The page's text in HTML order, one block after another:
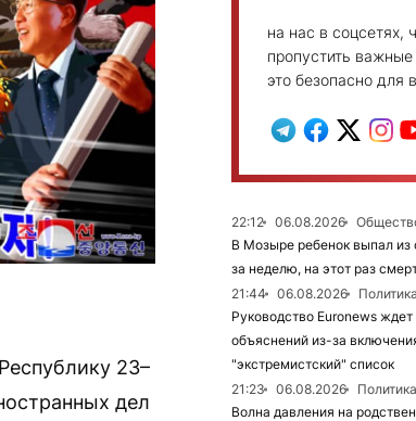
23–
дел
на нас в соцсетях,
пропустить
это безопасно для
22:12 06.08.2026
В Мозыре ребенок выпал из
за неделю, на этот раз
21:44
06.08.2026
Политика
Руководство Euronews
объяснений из-за
"экстремистский" список
21:23
06.08.2026
Политика
Волна давления на